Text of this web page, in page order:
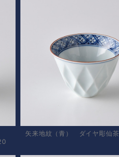
矢来地紋（青） ダイヤ彫仙茶